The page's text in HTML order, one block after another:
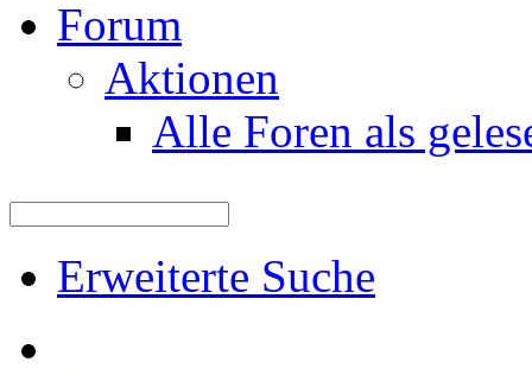
Startseite
Forum
Aktionen
Alle Foren als